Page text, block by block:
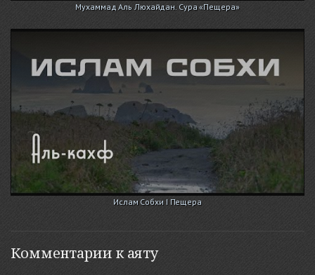
Мухаммад Аль Люхайдан. Сура «Пещера»
Ислам Собхи I Пещера
Комментарии к аяту